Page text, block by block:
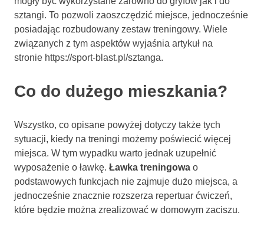
sztangi. To pozwoli zaoszczędzić miejsce, jednocześnie
posiadając rozbudowany zestaw treningowy. Wiele
związanych z tym aspektów wyjaśnia artykuł na
stronie https://sport-blast.pl/sztanga.
Co do dużego mieszkania?
Wszystko, co opisane powyżej dotyczy także tych
sytuacji, kiedy na treningi możemy poświecić więcej
miejsca. W tym wypadku warto jednak uzupełnić
wyposażenie o ławkę. Ławka treningowa o
podstawowych funkcjach nie zajmuje dużo miejsca, a
jednocześnie znacznie rozszerza repertuar ćwiczeń,
które będzie można zrealizować w domowym zaciszu.